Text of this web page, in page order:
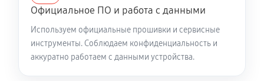
Официальное ПО и работа с данными
Используем официальные прошивки и сервисные
инструменты. Соблюдаем конфиденциальность и
аккуратно работаем с данными устройства.